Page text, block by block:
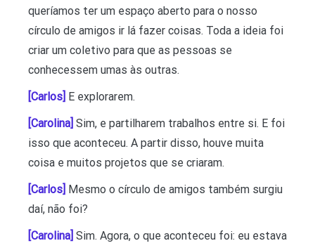
queríamos ter um espaço aberto para o nosso
círculo de amigos ir lá fazer coisas. Toda a ideia foi
criar um coletivo para que as pessoas se
conhecessem umas às outras.
[Carlos] E explorarem.
[Carolina] Sim, e partilharem trabalhos entre si. E foi
isso que aconteceu. A partir disso, houve muita
coisa e muitos projetos que se criaram.
[Carlos] Mesmo o círculo de amigos também surgiu
daí, não foi?
[Carolina] Sim. Agora, o que aconteceu foi: eu estava